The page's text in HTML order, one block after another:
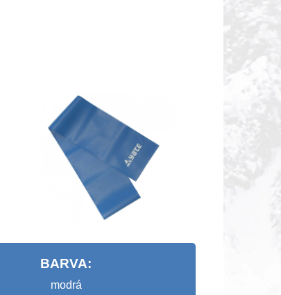
BARVA:
modrá